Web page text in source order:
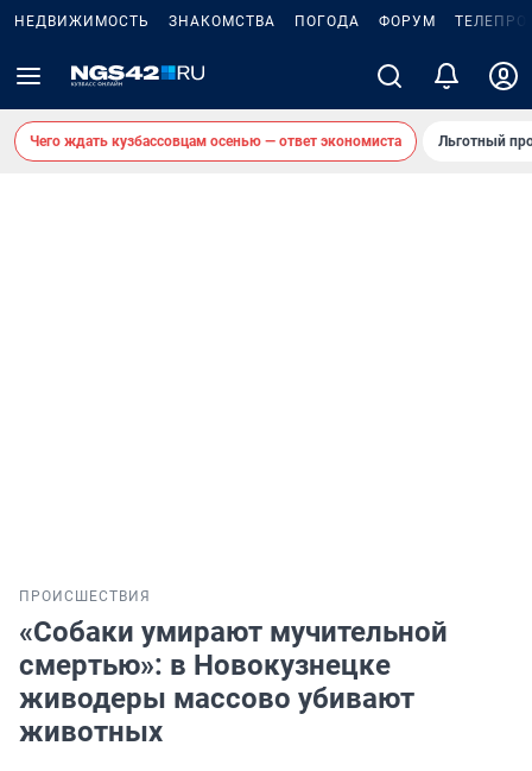
НЕДВИЖИМОСТЬ ЗНАКОМСТВА ПОГОДА ФОРУМ
Чего ждать кузбассовцам осенью — ответ экономиста Льготный
ПРОИСШЕСТВИЯ
«Собаки умирают мучительной
смертью»: в Новокузнецке
живодеры массово убивают
животных